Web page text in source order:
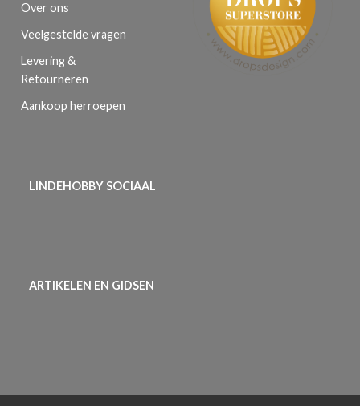
Over ons
Veelgestelde vragen
Levering &
Retourneren
Aankoop herroepen
LINDEHOBBY SOCIAAL
ARTIKELEN EN GIDSEN